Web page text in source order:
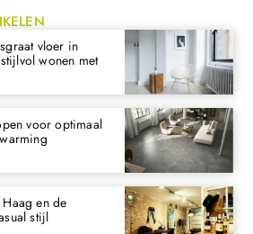
vloer in
wonen met
voor optimaal
en de
stijl